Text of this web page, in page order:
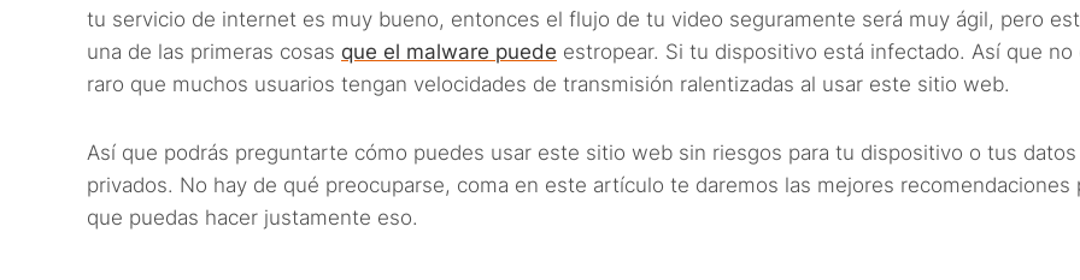
tu servicio de internet es muy bueno, entonces el flujo de tu video seguramente será muy ágil, pero
una de las primeras cosas que el malware puede estropear. Si tu dispositivo está infectado. Así que no
raro que muchos usuarios tengan velocidades de transmisión ralentizadas al usar este sitio web.
Así que podrás preguntarte cómo puedes usar este sitio web sin riesgos para tu dispositivo o tus datos
privados. No hay de qué preocuparse, coma en este artículo te daremos las mejores recomendaciones
que puedas hacer justamente eso.